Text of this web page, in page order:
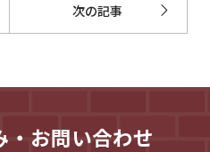
次の記事
・お問い合わせ